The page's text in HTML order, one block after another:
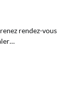
rendez-vous